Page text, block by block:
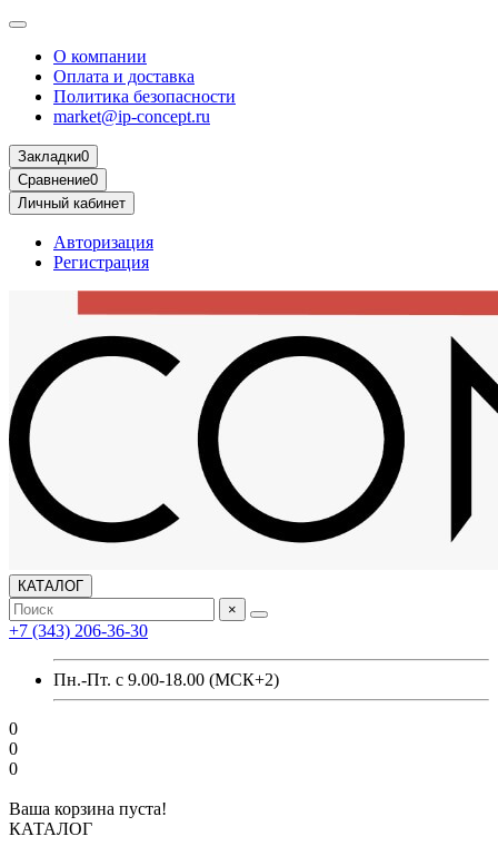
О компании
Оплата и доставка
Политика безопасности
market@ip-concept.ru
Закладки0
Сравнение0
Личный кабинет
Авторизация
Регистрация
КАТАЛОГ
×
+7 (343) 206-36-30
Пн.-Пт. с 9.00-18.00 (МСК+2)
0
0
0
Ваша корзина пуста!
КАТАЛОГ